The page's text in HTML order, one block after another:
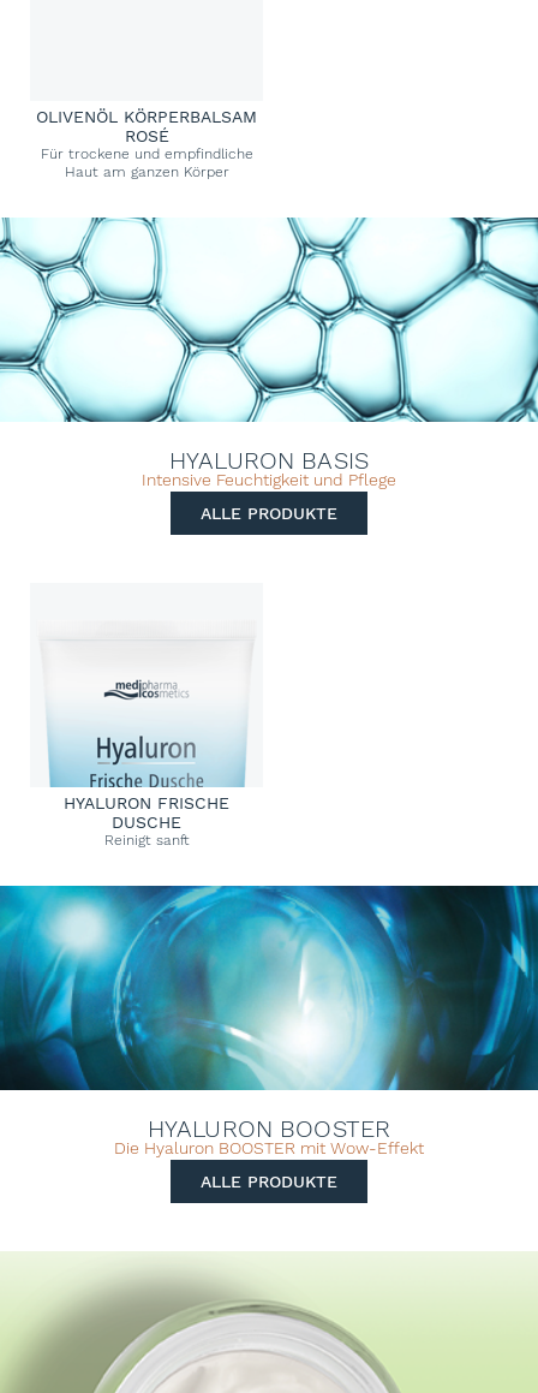
OLIVENÖL KÖRPERBALSAM
ROSÉ
Für trockene und empfindliche
Haut am ganzen Körper
HYALURON BASIS
Intensive Feuchtigkeit und Pflege
ALLE PRODUKTE
HYALURON FRISCHE
DUSCHE
Reinigt sanft
HYALURON BOOSTER
Die Hyaluron BOOSTER mit Wow-Effekt
ALLE PRODUKTE